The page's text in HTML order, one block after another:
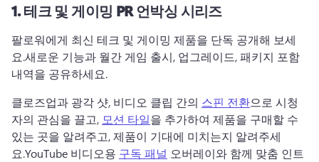
1.테크 및 게이밍 PR 언박싱 시리즈
팔로워에게 최신 테크 및 게이밍 제품을 단독 공개해 보세
요.새로운 기능과 월간 게임 출시, 업그레이드, 패키지 포함
내역을 공유하세요.
클로즈업과 광각 샷, 비디오 클립 간의 스핀 전환으로 시청
자의 관심을 끌고, 모션 타일을 추가하여 제품을 구매할 수
있는 곳을 알려주고, 제품이 기대에 미치는지 알려주세
요.YouTube 비디오용 구독 패널 오버레이와 함께 맞춤 인트